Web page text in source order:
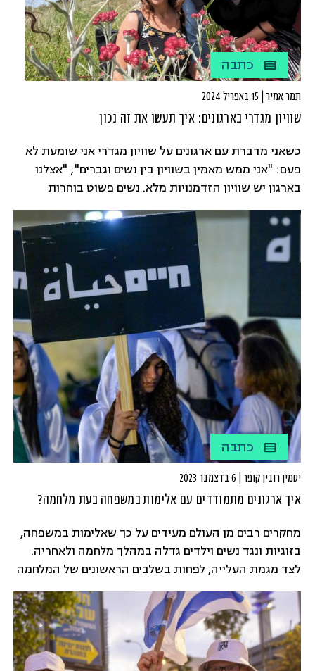
כתבה
תמר אמיר | 15 באפריל 2024
שוויון מגדרי בארגונים: איך תעשו את זה נכון
כשאני מדברת עם ארגונים על שוויון מגדרי אני שומעת לא
פעם: "אני ממש מאמין בשוויון בין נשים וגברים"; "אצלנו
בארגון יש שוויון הזדמנויות מלא. נשים פשוט בוחרות
שלא להתקדם"; "פער בין גברים ונשים זה משהו של פעם,
היום יש הזדמנות שווה לכל מי שרוצה"; "אם אני הגעתי
לתפקיד שלי כאישה עם 4 ילדים, כולן יכולות"; "היום
לבנות שלי יש את מרחב ההזדמנויות בדיוק כמו לבנים
כתבה
יסמין רובין קופר | 6 בדצמבר 2023
איך ארגונים מתמודדים עם אלימות במשפחה בעת מלחמה?
מחקרים רבים מן העולם מעידים על כך שאלימות במשפחה,
בזוגיות ונגד נשים וילדים גדלה במהלך מלחמה ולאחריה.
לצד מגמת העלייה, לפחות בשלבים הראשונים של המלחמה
ישנה מגמה של ירידה בפניות לסיוע ולקבלת עזרה. בישראל
אין מידע עדכני על היקף התופעה של אלימות במשפחה,
ההערכה היא כי מדובר על מאות אלפי מקרים בשנה,
כשהנפגעות הישירות העיקריות הן נשים. לרשויות מוכרים
עד 20-30 אלף מקרים בשנה. כלומר, גם בשגרה, רוב